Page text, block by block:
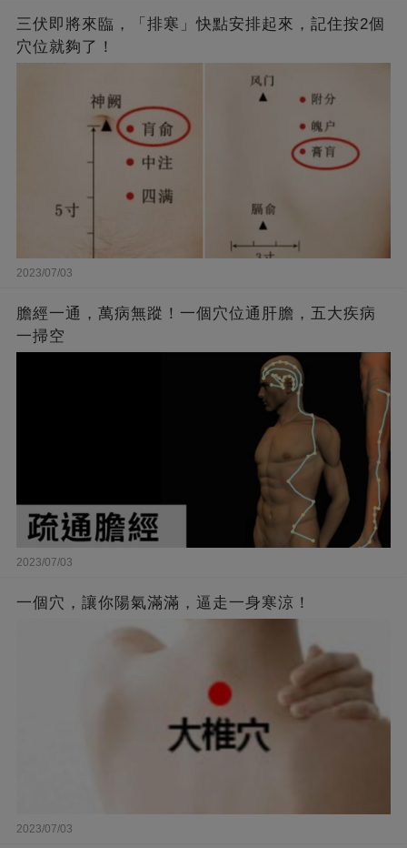
三伏即將來臨，「排寒」快點安排起來，記住按2個
穴位就夠了！
2023/07/03
膽經一通，萬病無蹤！一個穴位通肝膽，五大疾病
一掃空
2023/07/03
一個穴，讓你陽氣滿滿，逼走一身寒涼！
2023/07/03